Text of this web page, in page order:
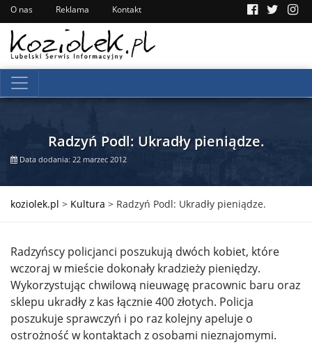
O nas Reklama Kontakt
Radzyń Podl: Ukradły pieniądze.
Data dodania: 22 marzec 2012
koziolek.pl > Kultura > Radzyń Podl: Ukradły pieniądze.
Radzyńscy policjanci poszukują dwóch kobiet, które
wczoraj w mieście dokonały kradzieży pieniędzy.
Wykorzystując chwilową nieuwagę pracownic baru oraz
sklepu ukradły z kas łącznie 400 złotych. Policja
poszukuje sprawczyń i po raz kolejny apeluje o
ostrożność w kontaktach z osobami nieznajomymi.